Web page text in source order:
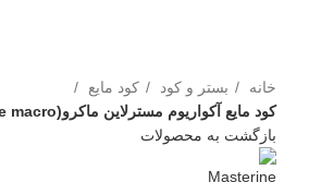
خانه
بستر و کود
کود مایع
کود مایع آکواریوم مسترلاین ماکرو(master line macro)
بازگشت به محصولات